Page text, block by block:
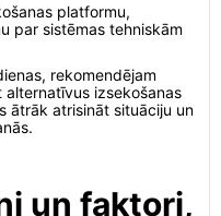
platformu,
par sistēmas tehniskām
rekomendējam
izsekošanas
ātrāk atrisināt situāciju un
un faktori,